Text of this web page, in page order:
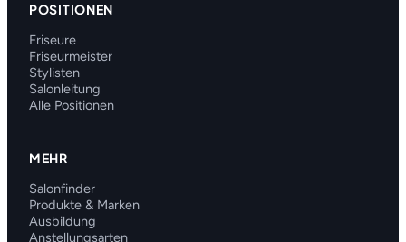
POSITIONEN
Friseure
Friseurmeister
Stylisten
Salonleitung
Alle Positionen
MEHR
Salonfinder
Produkte & Marken
Ausbildung
Anstellungsarten